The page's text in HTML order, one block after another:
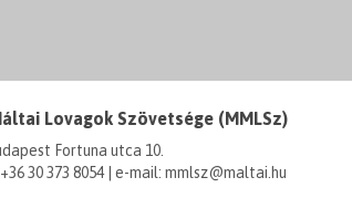
Lovagok Szövetsége (MMLSz)
Fortuna utca 10.
30 373 8054 | e-mail: mmlsz@maltai.hu